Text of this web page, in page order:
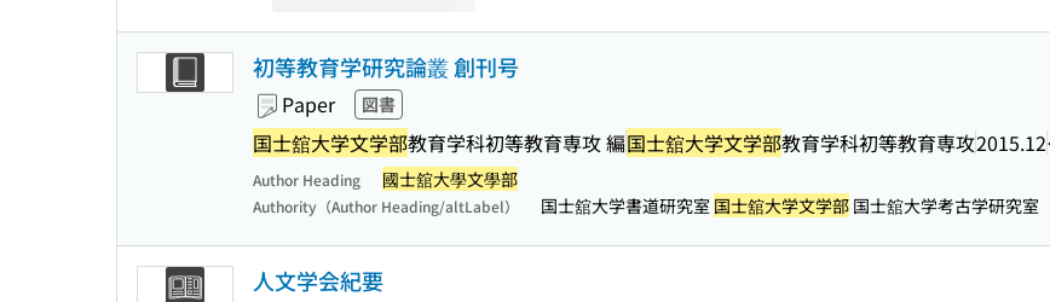
初等教育学研究論叢 創刊号
Paper 図書
国士舘大学文学部教育学科初等教育専攻 編国士舘大学文学部教育学科初等教育専攻2015.12
Author Heading 國士舘大學文學部
Authority（Author Heading/altLabel） 国士舘大学書道研究室 国士舘大学文学部 国士舘大学考古学研究室
人文学会紀要